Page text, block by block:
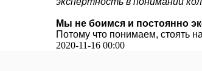
Мы не боимся и постоянно
Потому что понимаем, стоять
2020-11-16 00:00